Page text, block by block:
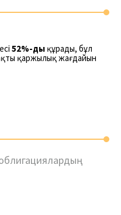
52%-ды құрады, бұл
қаржылық жағдайын